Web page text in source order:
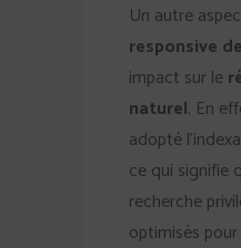
Un autre
responsive
impact sur le
naturel. En
adopté
ce qui signifie
recherche
optimisés